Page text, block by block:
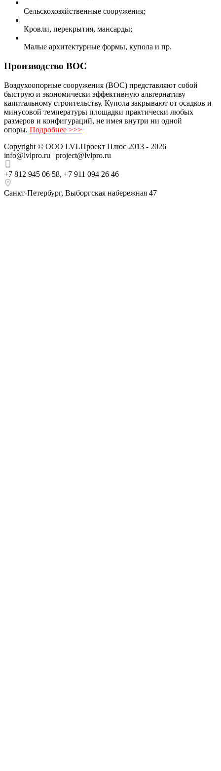
Сельскохозяйственные сооружения;
Кровли, перекрытия, мансарды;
Малые архитектурные формы, купола и пр.
Производство ВОС
Воздухоопорные сооружения (ВОС) представляют собой
быструю и экономически эффективную альтернативу
капитальному строительству. Купола закрывают от осадков и
минусовой температуры площадки практически любых
размеров и конфигураций, не имея внутри ни одной
опоры. Подробнее >>>
Copyright © ООО LVLПроект Плюс 2013 - 2026
info@lvlpro.ru | project@lvlpro.ru
+7 812 945 06 58, +7 911 094 26 46
Санкт-Петербург, Выборгская набережная 47